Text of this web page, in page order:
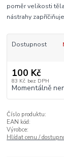
poměr velikosti
nástrahy
Dostupnost
100 Kč
83 Kč bez DPH
Momentálně
Číslo produktu:
EAN kód:
Výrobce:
Hlídat cenu /